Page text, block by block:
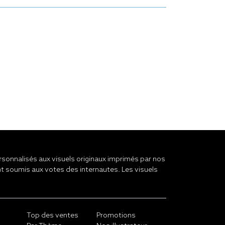
aux visuels originaux imprimés par nos
soumis aux votes des internautes. Les visuels
Top des ventes
Promotions